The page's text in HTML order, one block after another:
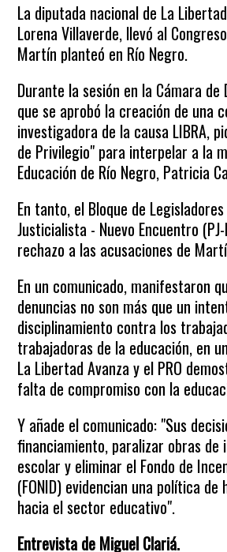
La diputada nacional de La
Lorena Villaverde, llevó al
Martín planteó en Río Negro.
Durante la sesión en la Cámara de
que se aprobó la creación de una
investigadora de la causa LIBRA,
de Privilegio" para interpelar a la
Educación de Río Negro, Patricia
En tanto, el Bloque de
Justicialista - Nuevo Encuentro
rechazo a las acusaciones de
En un comunicado, manifestaron
denuncias no son más que un
disciplinamiento contra los
trabajadoras de la educación, en
La Libertad Avanza y el PRO
falta de compromiso con la
Y añade el comunicado: "Sus
financiamiento, paralizar obras
escolar y eliminar el Fondo de
(FONID) evidencian una política
hacia el sector educativo".
Entrevista de Miguel Clariá.